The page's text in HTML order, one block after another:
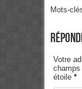
Mots-
Votre
champs
étoile *